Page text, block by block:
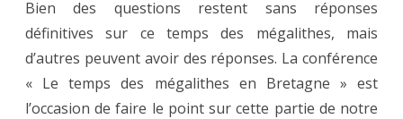
Bien des questions restent sans réponses
définitives sur ce temps des mégalithes, mais
d’autres peuvent avoir des réponses. La conférence
« Le temps des mégalithes en Bretagne » est
l’occasion de faire le point sur cette partie de notre